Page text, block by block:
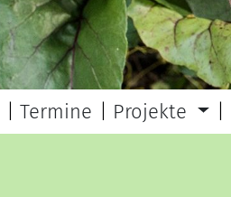
Termine Projekte